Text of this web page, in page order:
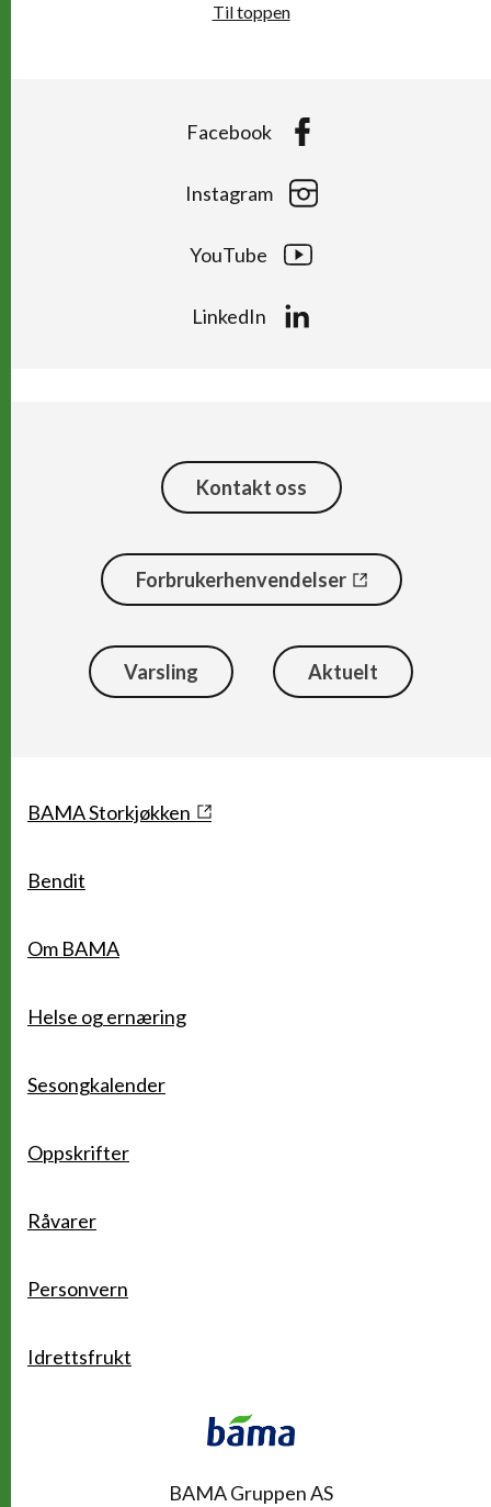
Til toppen
Facebook
Instagram
YouTube
LinkedIn
Kontakt oss
Forbrukerhenvendelser
Varsling Aktuelt
BAMA Gruppen AS
Snarveier
BAMA Storkjøkken
Bendit
Om BAMA
Helse og ernæring
Sesongkalender
Oppskrifter
Råvarer
Personvern
Idrettsfrukt